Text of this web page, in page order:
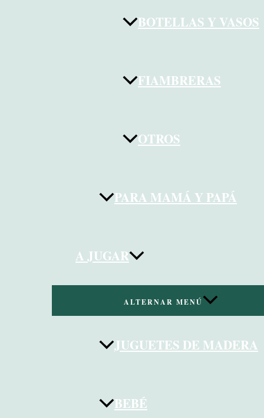
BOTELLAS Y VASOS
FIAMBRERAS
OTROS
PARA MAMÁ Y PAPÁ
A JUGAR
ALTERNAR MENÚ
JUGUETES DE MADERA
BEBÉ